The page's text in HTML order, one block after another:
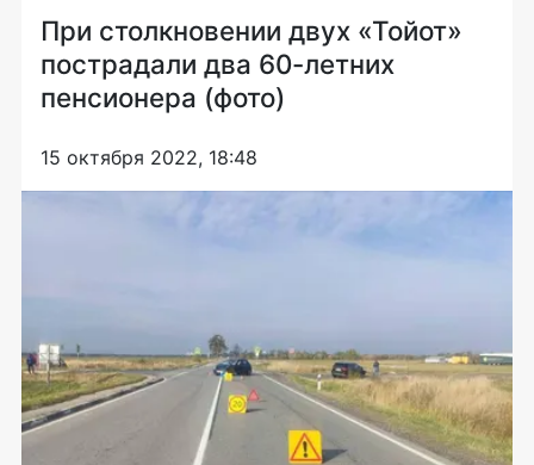
При столкновении двух «Тойот»
пострадали два 60-летних
пенсионера (фото)
15 октября 2022, 18:48